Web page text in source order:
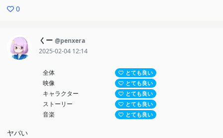
0
くー @penxera
2025-02-04 12:14
全体 とても良い
映像 とても良い
キャラクター とても良い
ストーリー とても良い
音楽 とても良い
ヤバい